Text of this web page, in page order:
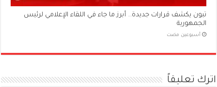
تبون يكشف قرارات جديدة.. أبرز ما جاء في اللقاء الإعلامي لرئيس
الجمهورية
‏أسبوعين مضت
اترك تعليقاً